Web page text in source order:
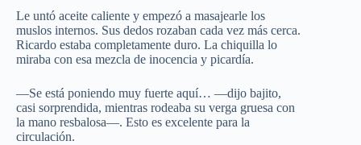
Le untó aceite caliente y empezó a masajearle los
muslos internos. Sus dedos rozaban cada vez más cerca.
Ricardo estaba completamente duro. La chiquilla lo
miraba con esa mezcla de inocencia y picardía.
—Se está poniendo muy fuerte aquí… —dijo bajito,
casi sorprendida, mientras rodeaba su verga gruesa con
la mano resbalosa—. Esto es excelente para la
circulación.